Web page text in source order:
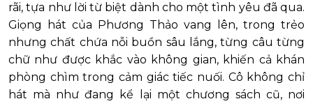
rãi, tựa như lời từ biệt dành cho một tình yêu đã qua.
Giọng hát của Phương Thảo vang lên, trong trẻo
nhưng chất chứa nỗi buồn sâu lắng, từng câu từng
chữ như được khắc vào không gian, khiến cả khán
phòng chìm trong cảm giác tiếc nuối. Cô không chỉ
hát mà như đang kể lại một chương sách cũ, nơi